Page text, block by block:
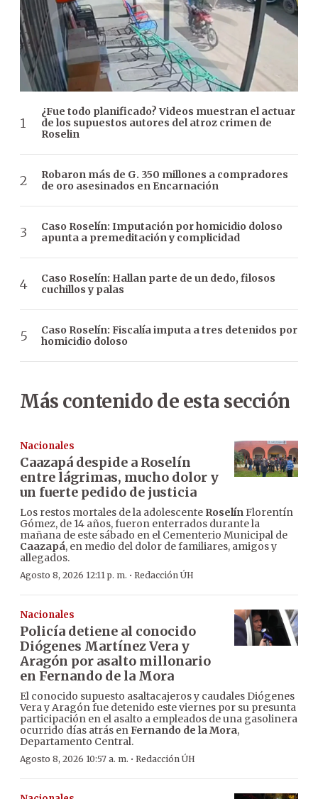
¿Fue todo planificado? Videos muestran el actuar
de los supuestos autores del atroz crimen de
Roselin
Robaron más de G. 350 millones a compradores
de oro asesinados en Encarnación
Caso Roselín: Imputación por homicidio doloso
apunta a premeditación y complicidad
Caso Roselín: Hallan parte de un dedo, filosos
cuchillos y palas
Caso Roselín: Fiscalía imputa a tres detenidos por
homicidio doloso
Más contenido de esta sección
Nacionales
Caazapá despide a Roselín
entre lágrimas, mucho dolor y
un fuerte pedido de justicia
Los restos mortales de la adolescente RoselínFlorentín
Gómez, de 14 años, fueron enterrados durante la
mañana de este sábado en el Cementerio Municipal de
Caazapá, en medio del dolor de familiares, amigos y
allegados.
Agosto 8, 2026 12:11 p. m. · Redacción ÚH
Nacionales
Policía detiene al conocido
Diógenes Martínez Vera y
Aragón por asalto millonario
en Fernando de la Mora
El conocido supuesto asaltacajeros y caudales Diógenes
Vera y Aragón fue detenido este viernes por su presunta
participación en el asalto a empleados de una gasolinera
ocurrido días atrás enFernando de la Mora,
Departamento Central.
Agosto 8, 2026 10:57 a. m. · Redacción ÚH